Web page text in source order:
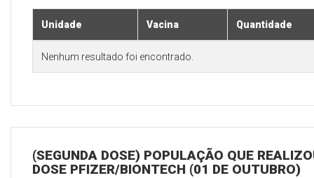
Unidade Vacina Quantidade
Nenhum resultado foi encontrado.
(SEGUNDA DOSE) POPULAÇÃO QUE
DOSE PFIZER/BIONTECH (01 DE OUTUBRO)